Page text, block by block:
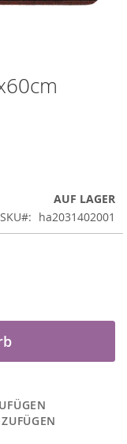
AUF LAGER
SKU
ha2031402001